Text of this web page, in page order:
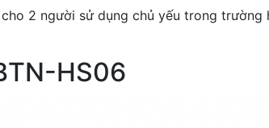
2 người sử dụng chủ yếu trong
HS06